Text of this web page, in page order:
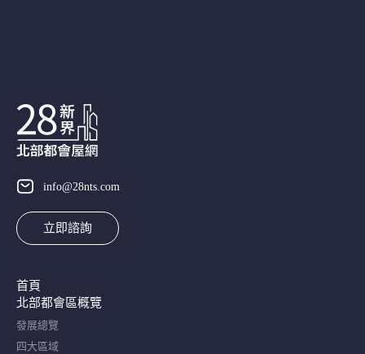
info@28nts.com
立即諮詢
首頁
北部都會區概覽​
發展總覽
四大區域